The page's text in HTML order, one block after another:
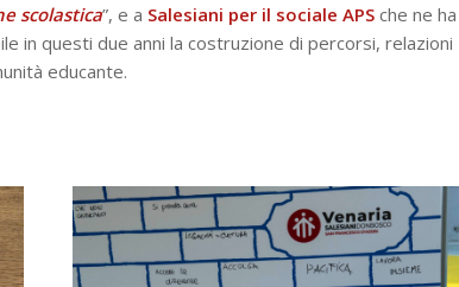
scolastica”, e a Salesiani per il sociale APS che ne ha
in questi due anni la costruzione di percorsi, relazioni
educante.